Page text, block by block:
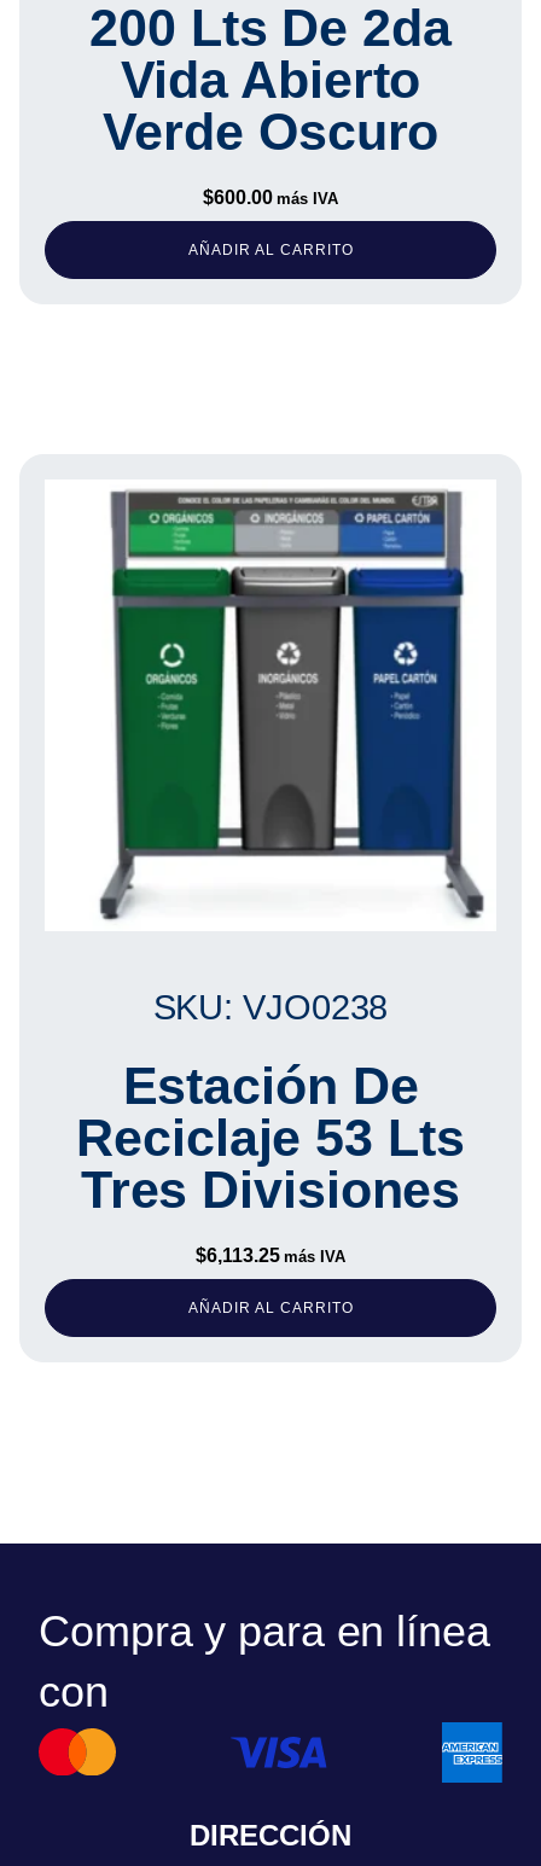
200 Lts De 2da
Vida Abierto
Verde Oscuro
$600.00 más IVA
AÑADIR AL CARRITO
SKU: VJO0238
Estación De
Reciclaje 53 Lts
Tres Divisiones
$6,113.25 más IVA
AÑADIR AL CARRITO
Compra y para en línea
con
DIRECCIÓN